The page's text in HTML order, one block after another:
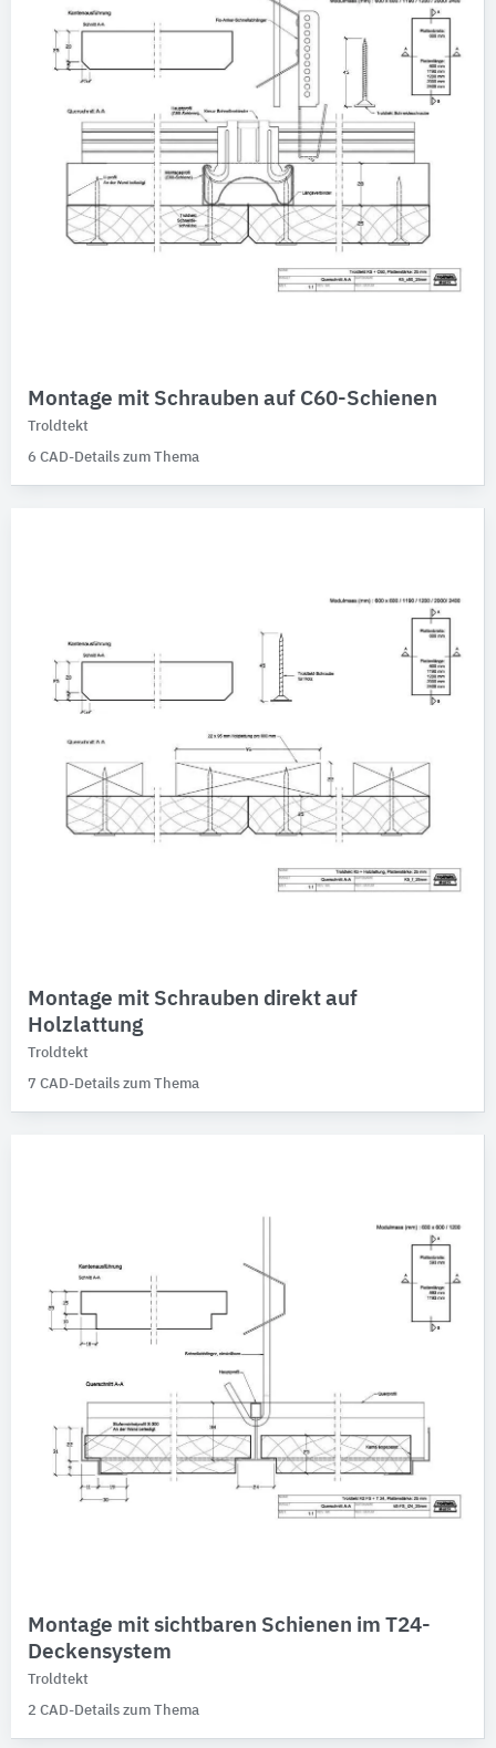
Montage mit Schrauben auf C60-Schienen
Troldtekt
6 CAD-Details zum Thema
Montage mit Schrauben direkt auf
Holzlattung
Troldtekt
7 CAD-Details zum Thema
Montage mit sichtbaren Schienen im T24-
Deckensystem
Troldtekt
2 CAD-Details zum Thema